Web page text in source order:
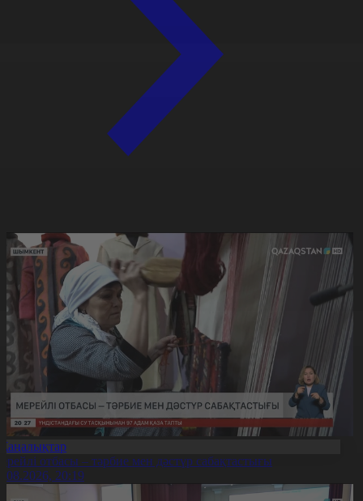
отбасы – тәрбие мен дәстүр сабақтастығы
20:19